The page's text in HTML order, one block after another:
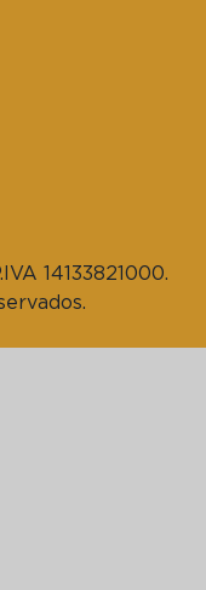
14133821000.